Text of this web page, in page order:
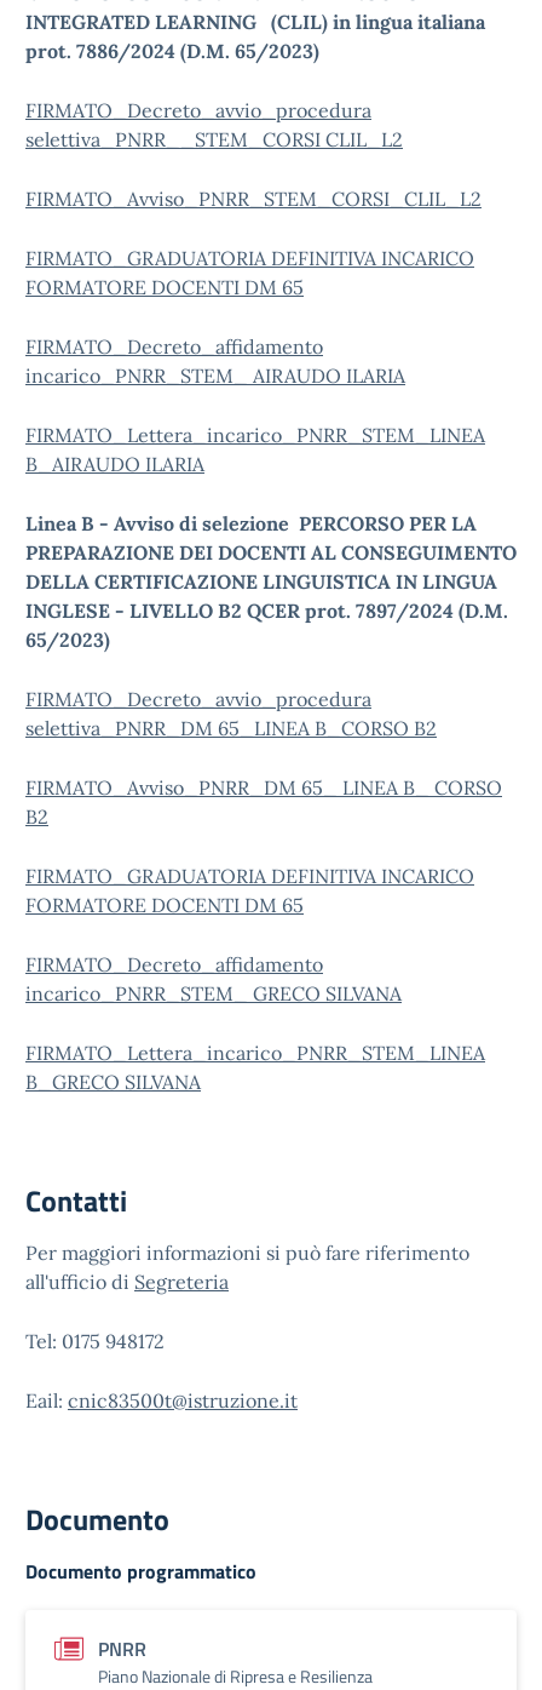
INTEGRATED LEARNING (CLIL) in lingua italiana
prot. 7886/2024 (D.M. 65/2023)
FIRMATO_Decreto_avvio_procedura
selettiva_PNRR__STEM_CORSI CLIL_L2
FIRMATO_Avviso_PNRR_STEM_CORSI_CLIL_L2
FIRMATO_GRADUATORIA DEFINITIVA INCARICO
FORMATORE DOCENTI DM 65
FIRMATO_Decreto_affidamento
incarico_PNRR_STEM_ AIRAUDO ILARIA
FIRMATO_Lettera_incarico_PNRR_STEM_LINEA
B_AIRAUDO ILARIA
Linea B - Avviso di selezione PERCORSO PER LA
PREPARAZIONE DEI DOCENTI AL CONSEGUIMENTO
DELLA CERTIFICAZIONE LINGUISTICA IN LINGUA
INGLESE - LIVELLO B2 QCER prot. 7897/2024 (D.M.
65/2023)
FIRMATO_Decreto_avvio_procedura
selettiva_PNRR_DM 65_LINEA B_CORSO B2
FIRMATO_Avviso_PNRR_DM 65_ LINEA B_ CORSO
B2
FIRMATO_GRADUATORIA DEFINITIVA INCARICO
FORMATORE DOCENTI DM 65
FIRMATO_Decreto_affidamento
incarico_PNRR_STEM_ GRECO SILVANA
FIRMATO_Lettera_incarico_PNRR_STEM_LINEA
B_GRECO SILVANA
Contatti
Per maggiori informazioni si può fare riferimento
all'ufficio di Segreteria
Tel: 0175 948172
Eail: cnic83500t@istruzione.it
Documento
Documento programmatico
PNRR
Piano Nazionale di Ripresa e Resilienza